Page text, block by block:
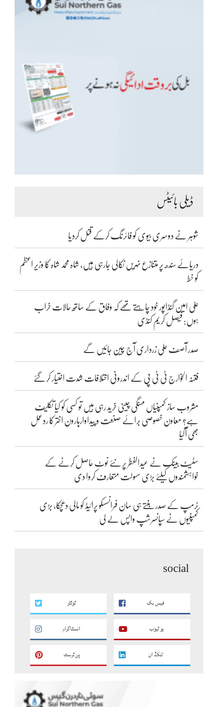
ڈیلی بائیٹس
شوہر نے دوسری بیوی کو فائرنگ کرکے قتل کردیا
دریائے سندھ پر متنازع نہریں نکالی جارہی ہیں، شاہ محمد شاہ کا وزیر اعظم
کو خط
علی امین گنڈاپور خود چاہتے تھے کہ وفاق کے ساتھ حالات خراب
ہوں: فیصل کریم کنڈی
صدر آصف علی زرداری آج چین جائیں گے
فتنہ الخوارج ٹی ٹی پی کے اندرونی اختلافات شدت اختیار کر گئے
مشروب ساز کمپنیاں مہنگی چینی خرید رہی ہیں تو کسی کو کیا تکلیف
ہے؟ معاون خصوصی برائے صنعت و پیداوارہارون اختر کا ردعمل
بھی آگیا
سٹیٹ بینک نے عیدالفطر پر نئے نوٹ حاصل کرنے کے
خواہشمندوں کیلئے بڑی سہولت متعارف کروا دی
ٹرمپ کے صدر بنتے ہی سان فرانسسکو پرائیڈ کو مالی دھچکا، بڑی
کمپنیوں نے سپانسرشپ واپس لے لی
social
فیس بک ٹوئٹر
یو ٹیوب انسٹاگرام
لنکڈ ان پن ٹرسٹ